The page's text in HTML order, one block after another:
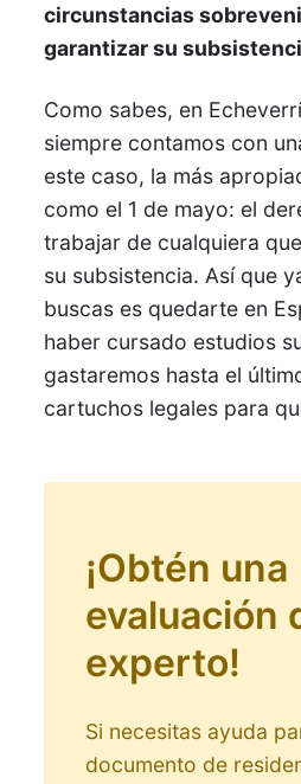
circunstancias
garantizar su
Como sabes, en
siempre contamos con
este caso, la más
como el 1 de mayo: el
trabajar de cualquiera
su subsistencia. Así que
buscas es quedarte en
haber cursado estudios
gastaremos hasta el
cartuchos legales para
¡Obtén una
evaluación
experto!
Si necesitas ayuda
documento de